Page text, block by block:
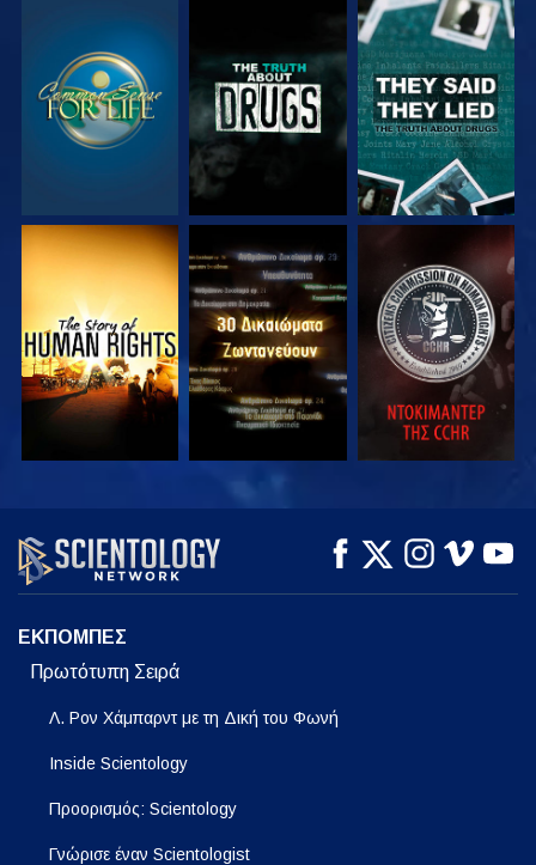
ΠΑΡΑΚΟΛΟΥΘΗΣΤΕ ΠΑΡΑΚΟΛΟΥΘΗΣΤΕ ΠΑΡΑΚΟΛΟΥΘΗΣΤΕ
ΠΑΡΑΚΟΛΟΥΘΗΣΤΕ ΠΑΡΑΚΟΛΟΥΘΗΣΤΕ ΠΑΡΑΚΟΛΟΥΘΗΣΤΕ
ΠΑΡΑΚΟΛΟΥΘΗΣΤΕ ΠΑΡΑΚΟΛΟΥΘΗΣΤΕ
ΕΞΕΡΕΥΝΗΣΤΕ ΤΗ
ΣΕΙΡΑ
ΕΚΠΟΜΠΕΣ
Πρωτότυπη Σειρά
Λ. Ρον Χάμπαρντ με τη Δική του Φωνή
Inside Scientology
Προορισμός: Scientology
Γνώρισε έναν Scientologist